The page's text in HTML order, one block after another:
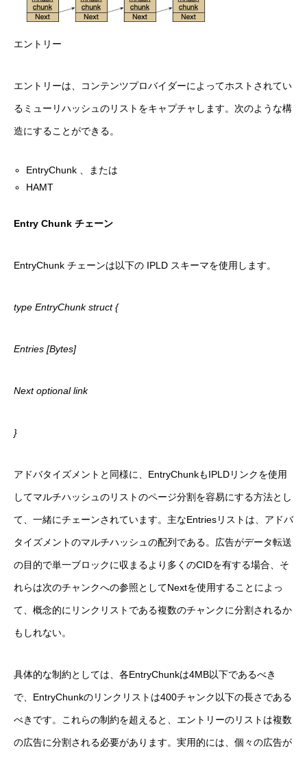
エントリー
エントリーは、コンテンツプロバイダーによってホストされてい
るミューリハッシュのリストをキャプチャします。次のような構
造にすることができる。
EntryChunk 、または
HAMT
Entry Chunk チェーン
EntryChunk チェーンは以下の IPLD スキーマを使用します。
type EntryChunk struct {
Entries [Bytes]
Next optional link
}
アドバタイズメントと同様に、EntryChunkもIPLDリンクを使用
してマルチハッシュのリストのページ分割を容易にする方法とし
て、一緒にチェーンされています。主なEntriesリストは、アドバ
タイズメントのマルチハッシュの配列である。広告がデータ転送
の目的で単一ブロックに収まるより多くのCIDを有する場合、そ
れらは次のチャンクへの参照としてNextを使用することによっ
て、概念的にリンクリストである複数のチャンクに分割されるか
もしれない。
具体的な制約としては、各EntryChunkは4MB以下であるべき
で、EntryChunkのリンクリストは400チャンク以下の長さである
べきです。これらの制約を超えると、エントリーのリストは複数
の広告に分割される必要があります。実用的には、個々の広告が